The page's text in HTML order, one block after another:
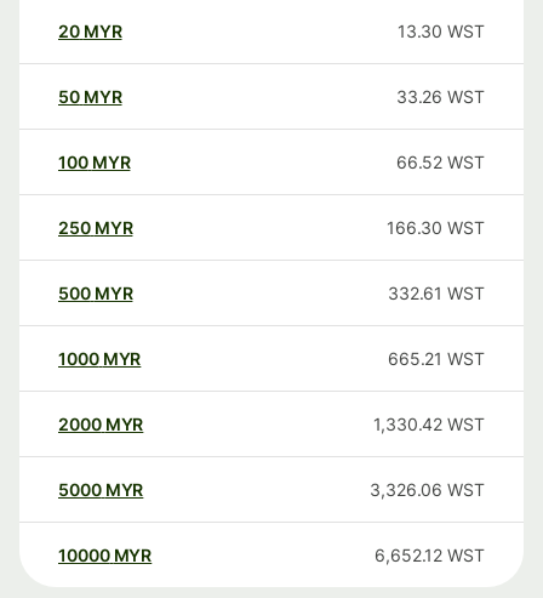
20 MYR 13.30 WST
50 MYR 33.26 WST
100 MYR 66.52 WST
250 MYR 166.30 WST
500 MYR 332.61 WST
1000 MYR 665.21 WST
2000 MYR 1,330.42 WST
5000 MYR 3,326.06 WST
10000 MYR 6,652.12 WST